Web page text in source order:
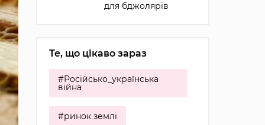
для бджолярів
Те, що цікаво зараз
#Російсько_українська
війна
#ринок землі